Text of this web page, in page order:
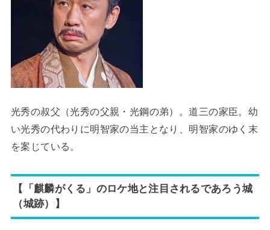
光秀の叔父（光秀の父親・光鋼の弟）。道三の家臣。幼
い光秀の代わりに明智家の当主となり、明智家のゆく末
を案じている。
【「麒麟がくる」のロケ地と注目されるであろう城
（城跡）】